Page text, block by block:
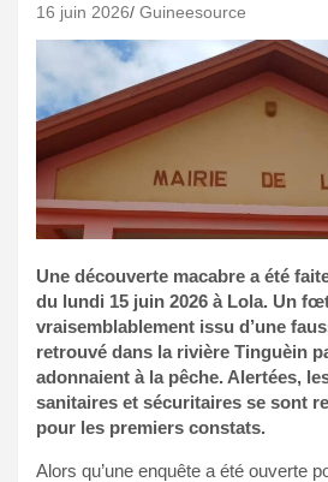
16 juin 2026 Guineesource
Une découverte macabre a été
du lundi 15 juin 2026 à Lola. Un
vraisemblablement issu d’une
retrouvé dans la rivière Tinguèin
adonnaient à la pêche. Alertées,
sanitaires et sécuritaires se sont
pour les premiers constats.
Alors qu’une enquête a été ouverte